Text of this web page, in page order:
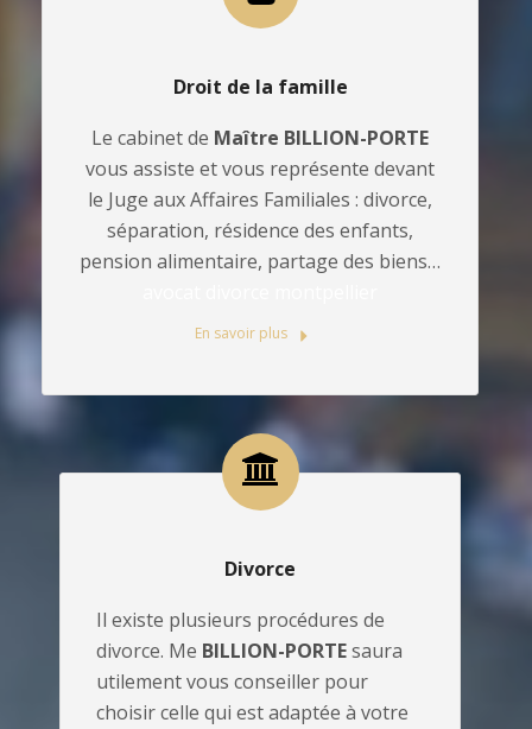
Droit de la famille
Le cabinet de Maître BILLION-PORTE
vous assiste et vous représente devant
le Juge aux Affaires Familiales : divorce,
séparation, résidence des enfants,
pension alimentaire, partage des biens…
En savoir plus
Divorce
Il existe plusieurs procédures de
divorce. Me BILLION-PORTEsaura
utilement vous conseiller pour
choisir celle qui est adaptée à votre